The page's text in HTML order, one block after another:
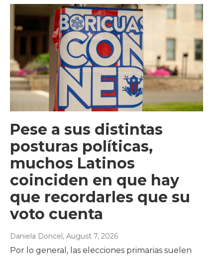
Pese a sus distintas
posturas políticas,
muchos Latinos
coinciden en que hay
que recordarles que su
voto cuenta
Daniela Doncel , August 7, 2026
Por lo general, las elecciones primarias suelen